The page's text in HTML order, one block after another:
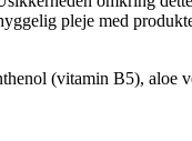
pleje med
(vitamin B5), aloe